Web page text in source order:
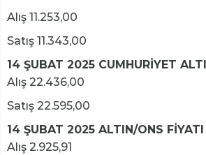
Alış 11.253,00
Satış 11.343,00
14 ŞUBAT 2025 CUMHURİYET
Alış 22.436,00
Satış 22.595,00
14 ŞUBAT 2025 ALTIN/ONS FİYATI
Alış 2.925,91